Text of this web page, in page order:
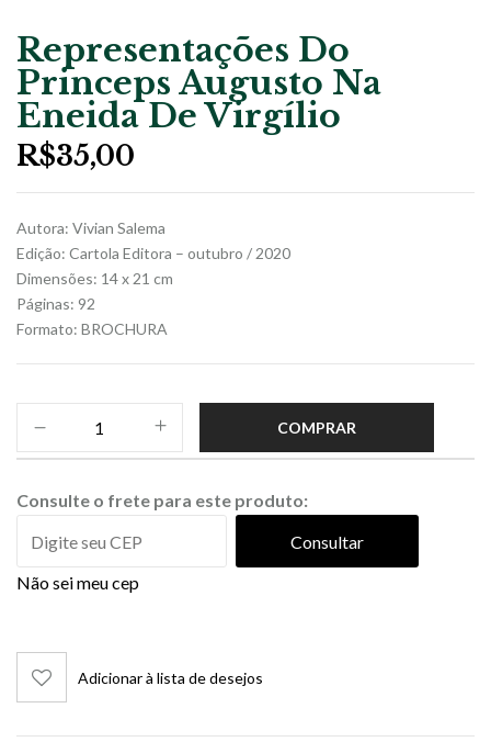
Representações Do
Princeps Augusto Na
Eneida De Virgílio
R$35,00
Autora: Vivian Salema
Edição: Cartola Editora – outubro / 2020
Dimensões: 14 x 21 cm
Páginas: 92
Formato: BROCHURA
COMPRAR
Consulte o frete para este produto:
Consultar
Não sei meu cep
Adicionar à lista de desejos